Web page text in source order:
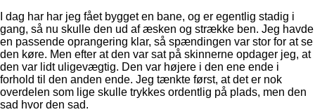
I dag har har jeg fået bygget en bane, og er egentlig stadig i
gang, så nu skulle den ud af æsken og strække ben. Jeg havde
en passende oprangering klar, så spændingen var stor for at se
den køre. Men efter at den var sat på skinnerne opdager jeg, at
den var lidt uligevægtig. Den var højere i den ene ende i
forhold til den anden ende. Jeg tænkte først, at det er nok
overdelen som lige skulle trykkes ordentlig på plads, men den
sad hvor den sad.